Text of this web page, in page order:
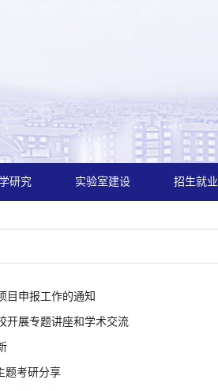
研究 实验室建设 招生就业
目申报工作的通知
开展专题讲座和学术交流
题考研分享